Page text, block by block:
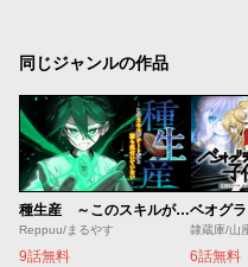
同じジャンルの作品
種生産 ～このスキルがチートだとまだ誰も気付いていない～
Reppuu/まるやす
9話無料
隷蔵庫/山
6話無料